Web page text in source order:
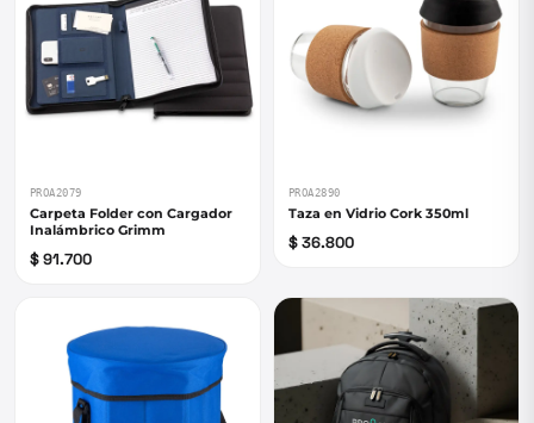
PROA2079
Carpeta Folder con Cargador
Inalámbrico Grimm
$ 91.700
PROA2890
Taza en Vidrio Cork 350ml
$ 36.800